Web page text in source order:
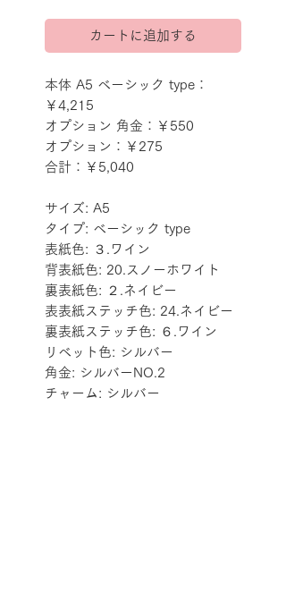
カートに追加する
本体 A5 ベーシック type：
￥4,215
オプション 角金：￥550
オプション：￥275
合計：￥5,040
サイズ: A5
タイプ: ベーシック type
表紙色: ３.ワイン
背表紙色: 20.スノーホワイト
裏表紙色: ２.ネイビー
表表紙ステッチ色: 24.ネイビー
裏表紙ステッチ色: ６.ワイン
リベット色: シルバー
角金: シルバーNO.2
チャーム: シルバー